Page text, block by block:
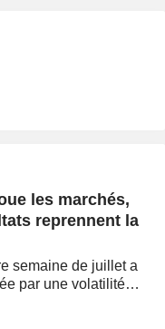
Publication des résultats - Q2 2026
Publication des résultats - Q1 2027
les marchés,
reprennent la
semaine de juillet a
par une volatilité